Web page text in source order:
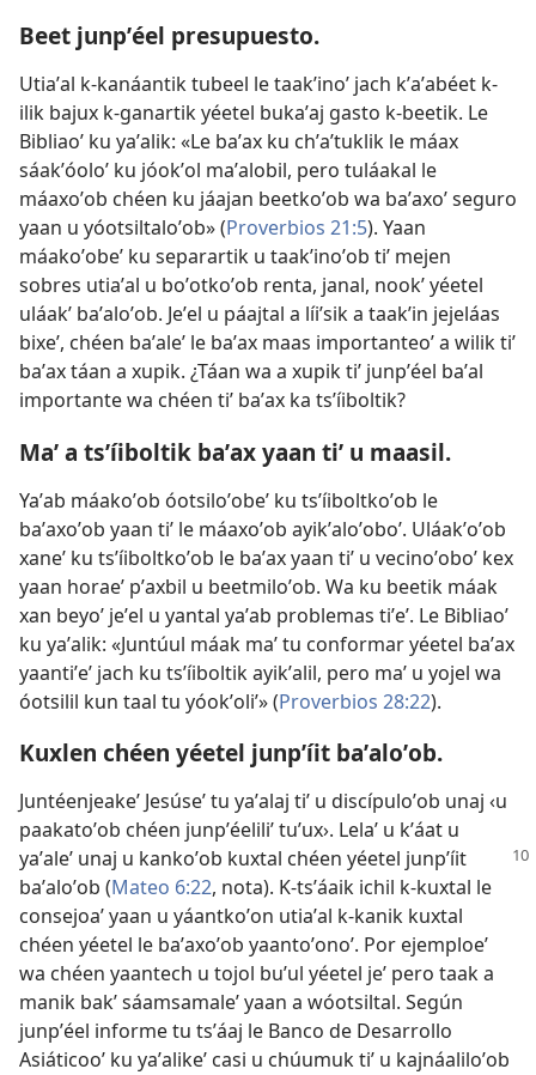
Beet junpʼéel presupuesto.
Utiaʼal k-kanáantik tubeel le taakʼinoʼ jach kʼaʼabéet k-
ilik bajux k-ganartik yéetel bukaʼaj gasto k-beetik. Le
Bibliaoʼ ku yaʼalik: «Le baʼax ku chʼaʼtuklik le máax
sáakʼóoloʼ ku jóokʼol maʼalobil, pero tuláakal le
máaxoʼob chéen ku jáajan beetkoʼob wa baʼaxoʼ seguro
yaan u yóotsiltaloʼob» (Proverbios 21:5). Yaan
máakoʼobeʼ ku separartik u taakʼinoʼob tiʼ mejen
sobres utiaʼal u boʼotkoʼob renta, janal, nookʼ yéetel
uláakʼ baʼaloʼob. Jeʼel u páajtal a líiʼsik a taakʼin jejeláas
bixeʼ, chéen baʼaleʼ le baʼax maas importanteoʼ a wilik tiʼ
baʼax táan a xupik. ¿Táan wa a xupik tiʼ junpʼéel baʼal
importante wa chéen tiʼ baʼax ka tsʼíiboltik?
Maʼ a tsʼíiboltik baʼax yaan tiʼ u maasil.
Yaʼab máakoʼob óotsiloʼobeʼ ku tsʼíiboltkoʼob le
baʼaxoʼob yaan tiʼ le máaxoʼob ayikʼaloʼoboʼ. Uláakʼoʼob
xaneʼ ku tsʼíiboltkoʼob le baʼax yaan tiʼ u vecinoʼoboʼ kex
yaan horaeʼ pʼaxbil u beetmiloʼob. Wa ku beetik máak
xan beyoʼ jeʼel u yantal yaʼab problemas tiʼeʼ. Le Bibliaoʼ
ku yaʼalik: «Juntúul máak maʼ tu conformar yéetel baʼax
yaantiʼeʼ jach ku tsʼíiboltik ayikʼalil, pero maʼ u yojel wa
óotsilil kun taal tu yóokʼoliʼ» (Proverbios 28:22).
Kuxlen chéen yéetel junpʼíit baʼaloʼob.
Juntéenjeakeʼ Jesúseʼ tu yaʼalaj tiʼ u discípuloʼob unaj ‹u
paakatoʼob chéen junpʼéeliliʼ tuʼux›. Lelaʼ u kʼáat u
yaʼaleʼ unaj u kankoʼob kuxtal chéen yéetel junpʼíit
baʼaloʼob (Mateo 6:22, nota). K-tsʼáaik ichil k-kuxtal le
consejoaʼ yaan u yáantkoʼon utiaʼal k-kanik kuxtal
chéen yéetel le baʼaxoʼob yaantoʼonoʼ. Por ejemploeʼ
wa chéen yaantech u tojol buʼul yéetel jeʼ pero taak a
manik bakʼ sáamsamaleʼ yaan a wóotsiltal. Según
junpʼéel informe tu tsʼáaj le Banco de Desarrollo
Asiáticooʼ ku yaʼalikeʼ casi u chúumuk tiʼ u kajnáaliloʼob